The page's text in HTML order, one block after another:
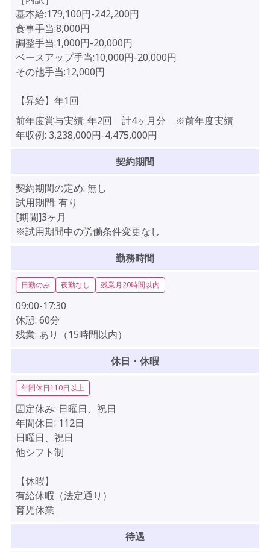
基本給:179,100円-242,200円
食事手当:8,000円
調整手当:1,000円-20,000円
ベースアップ手当:10,000円-20,000円
その他手当:12,000円
【昇給】年1回
前年度賞与実績: 年2回 計4ヶ月分 ※前年度実績
年収例: 3,238,000円-4,475,000円
契約期間
契約期間の定め: 無し
試用期間: 有り
[期間]3ヶ月
※試用期間中の労働条件変更なし
勤務時間
日勤のみ 夜勤なし 残業月20時間以内
09:00-17:30
休憩: 60分
残業: あり（15時間以内）
休日・休暇
年間休日110日以上
固定休み: 日曜日、祝日
年間休日: 112日
日曜日、祝日
他シフト制
【休暇】
有給休暇（法定通り）
育児休業
待遇